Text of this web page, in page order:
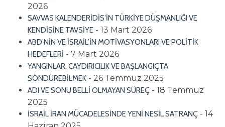
2026
SAVVAS KALENDERİDİS’İN TÜRKİYE DÜŞMANLIĞI VE
KENDİSİNE TAVSİYE - 13 Mart 2026
ABD’NİN VE İSRAİL’İN MOTİVASYONLARI VE POLİTİK
HEDEFLERİ - 7 Mart 2026
YANGINLAR, CAYDIRICILIK VE BAŞLANGIÇTA
SÖNDÜREBİLMEK - 26 Temmuz 2025
ADI VE SONU BELLİ OLMAYAN SÜREÇ - 18 Temmuz
2025
İSRAİL İRAN MÜCADELESİNDE YENİ NESİL SATRANÇ - 14